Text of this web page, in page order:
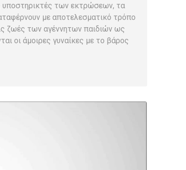
υποστηρικτές των εκτρώσεων, τα
με αποτελεσματικό τρόπο
ζωές των αγέννητων παιδιών ως
οι άμοιρες γυναίκες με το βάρος